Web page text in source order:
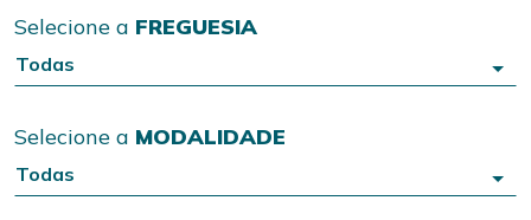
Selecione a FREGUESIA
Todas
Selecione a MODALIDADE
Todas